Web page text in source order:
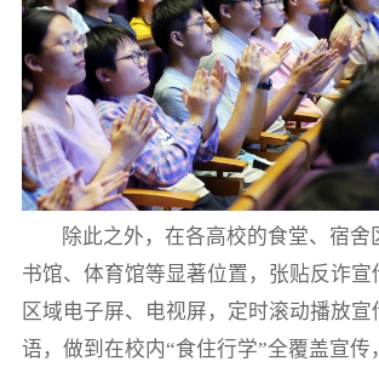
除此之外，在各高校的食堂、宿舍
书馆、体育馆等显著位置，张贴反诈宣
区域电子屏、电视屏，定时滚动播放宣
语，做到在校内“食住行学”全覆盖宣传